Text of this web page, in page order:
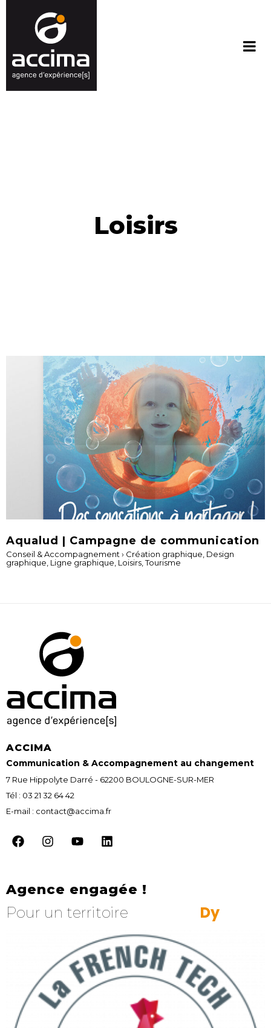
Loisirs
Aqualud | Campagne de communication
Conseil & Accompagnement › Création graphique Design
graphique Ligne graphique Loisirs ,Tourisme
ACCIMA
Communication & Accompagnement au changement
7 Rue Hippolyte Darré - 62200 BOULOGNE-SUR-MER
Tél : 03 21 32 64 42
E-mail : contact@accima.fr
Agence engagée !
Pour un territoire Dyn